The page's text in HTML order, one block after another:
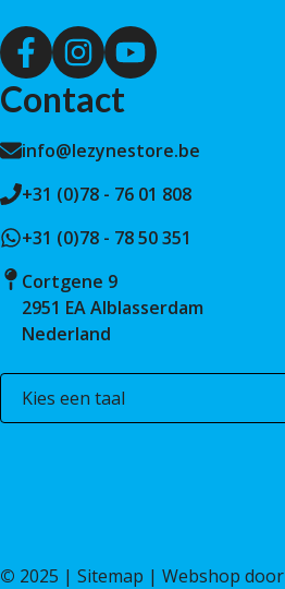
Contact
info@lezynestore.be
+31 (0)78 - 76 01 808
+31 (0)78 - 78 50 351
Cortgene 9
2951 EA Alblasserdam
Nederland
© 2025 | Sitemap | Webshop door